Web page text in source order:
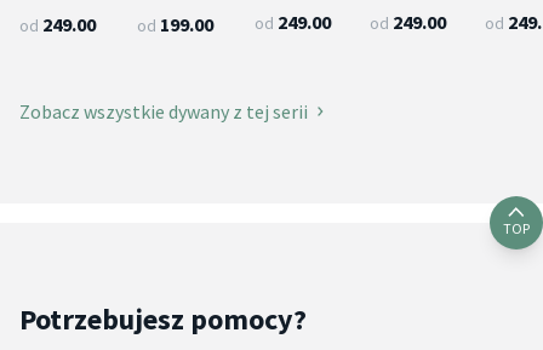
od 249.00 od 199.00 od 249.00 od 249.00 od
Zobacz wszystkie dywany z tej serii
TOP
Potrzebujesz pomocy?